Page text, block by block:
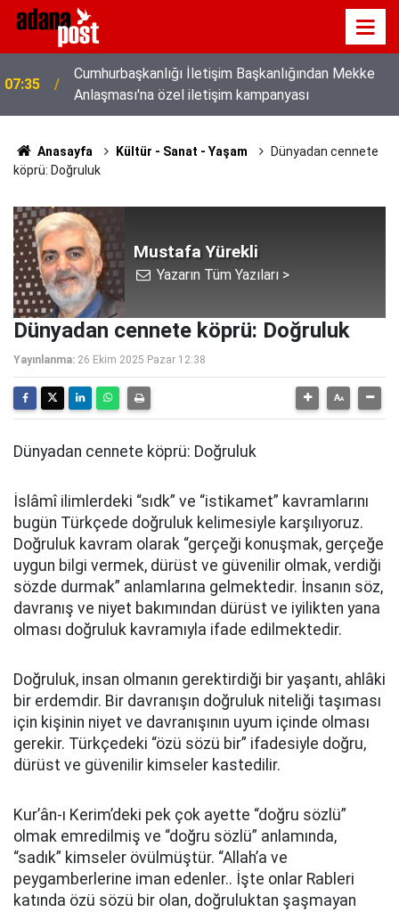
07:35
Cumhurbaşkanlığı İletişim Başkanlığından Mekke
Anlaşması'na özel iletişim kampanyası
Anasayfa Kültür - Sanat - Yaşam
Dünyadan cennete
köprü: Doğruluk
Mustafa Yürekli
Yazarın Tüm Yazıları >
Dünyadan cennete köprü: Doğruluk
Yayınlanma: 26 Ekim 2025 Pazar 12:38
Dünyadan cennete köprü: Doğruluk
İslâmî ilimlerdeki “sıdk” ve “istikamet” kavramlarını
bugün Türkçede doğruluk kelimesiyle karşılıyoruz.
Doğruluk kavram olarak “gerçeği konuşmak, gerçeğe
uygun bilgi vermek, dürüst ve güvenilir olmak, verdiği
sözde durmak” anlamlarına gelmektedir. İnsanın söz,
davranış ve niyet bakımından dürüst ve iyilikten yana
olması doğruluk kavramıyla ifade edilmektedir.
Doğruluk, insan olmanın gerektirdiği bir yaşantı, ahlâki
bir erdemdir. Bir davranışın doğruluk niteliği taşıması
için kişinin niyet ve davranışının uyum içinde olması
gerekir. Türkçedeki “özü sözü bir” ifadesiyle doğru,
dürüst ve güvenilir kimseler kastedilir.
Kur’ân-ı Kerim’deki pek çok ayette “doğru sözlü”
olmak emredilmiş ve “doğru sözlü” anlamında,
“sadık” kimseler övülmüştür. “Allah’a ve
peygamberlerine iman edenler.. İşte onlar Rableri
katında özü sözü bir olan, doğruluktan şaşmayan